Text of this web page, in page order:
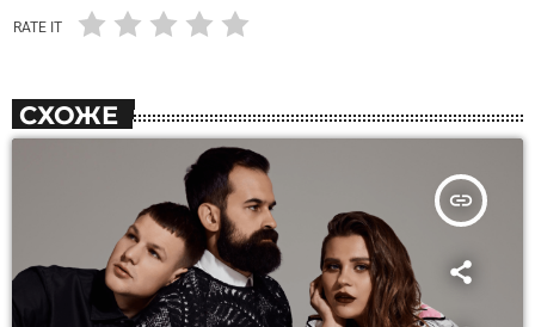
RATE IT
СХОЖЕ
insert_link